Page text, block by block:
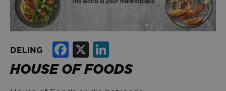
HOUSE OF FOODS
DELING Facebook
X